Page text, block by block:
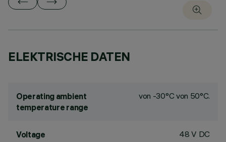
ELEKTRISCHE DATEN
Operating ambient
temperature range
von -30°C von 50°C.
Voltage 48 V DC